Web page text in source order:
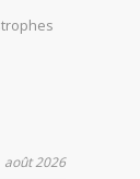
août 2026